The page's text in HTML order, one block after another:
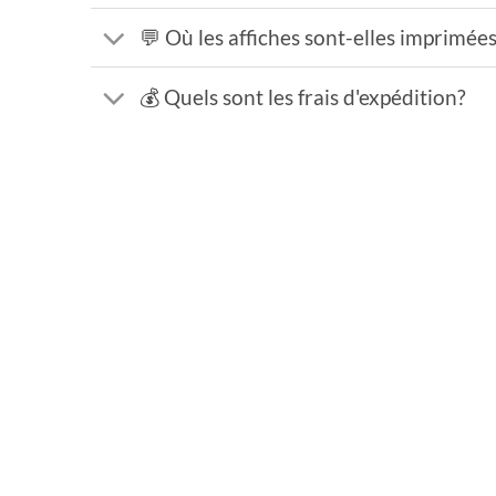
💬 Où les affiches sont-elles
💰 Quels sont les frais d'expédition?